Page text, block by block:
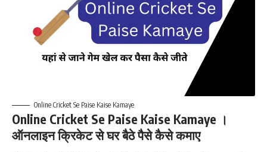
Online Cricket Se Paise Kaise Kamaye
Online Cricket Se Paise Kaise Kamaye ।
ऑनलाइन क्रिकेट से घर बैठे पैसे कैसे कमाए